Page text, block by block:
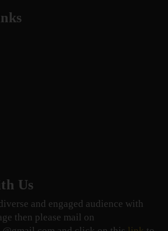
Us
and engaged audience with
then please mail on